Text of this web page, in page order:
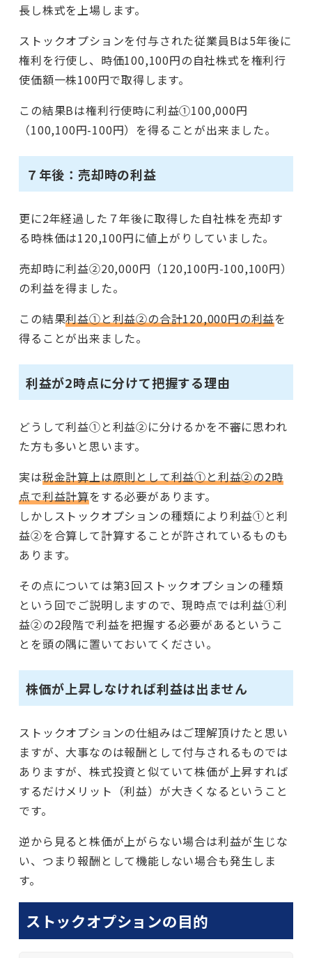
長し株式を上場します。
ストックオプションを付与された従業員Bは5年後に
権利を行使し、時価100,100円の自社株式を権利行
使価額一株100円で取得します。
この結果Bは権利行使時に利益①100,000円
（100,100円-100円）を得ることが出来ました。
７年後：売却時の利益
更に2年経過した７年後に取得した自社株を売却す
る時株価は120,100円に値上がりしていました。
売却時に利益②20,000円（120,100円-100,100円）
の利益を得ました。
この結果利益①と利益②の合計120,000円の利益を
得ることが出来ました。
利益が2時点に分けて把握する理由
どうして利益①と利益②に分けるかを不審に思われ
た方も多いと思います。
実は税金計算上は原則として利益①と利益②の2時
点で利益計算をする必要があります。
しかしストックオプションの種類により利益①と利
益②を合算して計算することが許されているものも
あります。
その点については第3回ストックオプションの種類
という回でご説明しますので、現時点では利益①利
益②の2段階で利益を把握する必要があるというこ
とを頭の隅に置いておいてください。
株価が上昇しなければ利益は出ません
ストックオプションの仕組みはご理解頂けたと思い
ますが、大事なのは報酬として付与されるものでは
ありますが、株式投資と似ていて株価が上昇すれば
するだけメリット（利益）が大きくなるということ
です。
逆から見ると株価が上がらない場合は利益が生じな
い、つまり報酬として機能しない場合も発生しま
す。
ストックオプションの目的